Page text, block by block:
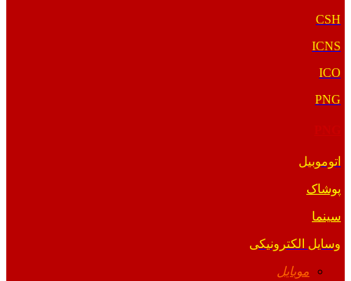
CSH
ICNS
ICO
PNG
اتوموبیل
پوشاک
سینما
وسایل الکترونیکی
موبایل